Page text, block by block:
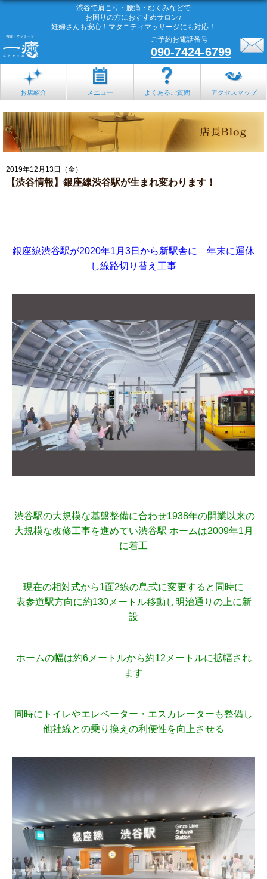
渋谷で肩こり・腰痛・むくみなどで
お困りの方におすすめサロン♪
妊婦さんも安心！マタニティマッサージにも対応！
ご予約お電話番号
090-7424-6799
お店紹介 メニュー よくあるご質問 アクセスマップ
2019年12月13日（金）
【渋谷情報】銀座線渋谷駅が生まれ変わります！
銀座線渋谷駅が2020年1月3日から新駅舎に 年末に運休
し線路切り替え工事
渋谷駅の大規模な基盤整備に合わせ1938年の開業以来の
大規模な改修工事を進めてい渋谷駅 ホームは2009年1月
に着工
現在の相対式から1面2線の島式に変更すると 同時に
表参道駅方向に約130メートル移動し明治通りの上に新
設
ホームの幅は約6メートルから約12メートルに拡幅され
ます
同時にトイレやエレベーター・エスカレーターも整備し
他社線との乗り換えの利便性を向上させる